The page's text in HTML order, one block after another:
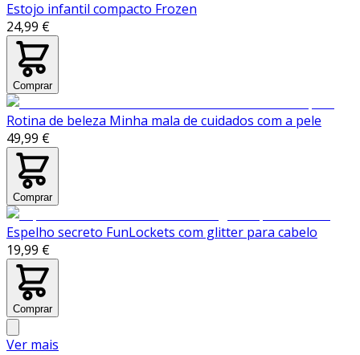
Estojo infantil compacto Frozen
24,99 €
Comprar
Rotina de beleza Minha mala de cuidados com a pele
49,99 €
Comprar
Espelho secreto FunLockets com glitter para cabelo
19,99 €
Comprar
Ver mais